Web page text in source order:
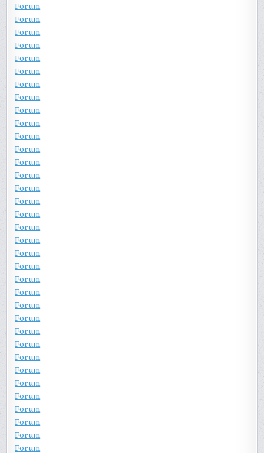
Forum
Forum
Forum
Forum
Forum
Forum
Forum
Forum
Forum
Forum
Forum
Forum
Forum
Forum
Forum
Forum
Forum
Forum
Forum
Forum
Forum
Forum
Forum
Forum
Forum
Forum
Forum
Forum
Forum
Forum
Forum
Forum
Forum
Forum
Forum